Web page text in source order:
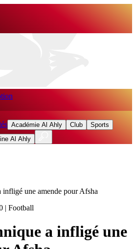
Académie Al Ahly Club
Sports
Al Ahly
infligé une amende pour Afsha
| Football
a infligé une